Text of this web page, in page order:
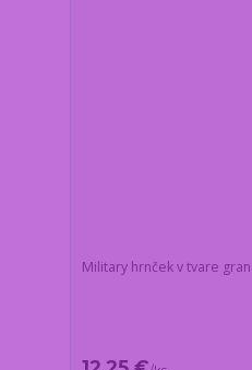
Military hrnček v tvare